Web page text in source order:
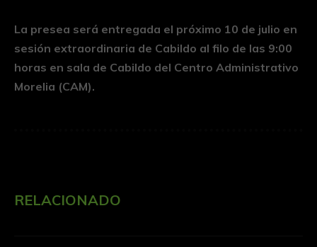
La presea será entregada el próximo 10 de julio en
sesión extraordinaria de Cabildo al filo de las 9:00
horas en sala de Cabildo del Centro Administrativo
Morelia (CAM).
RELACIONADO